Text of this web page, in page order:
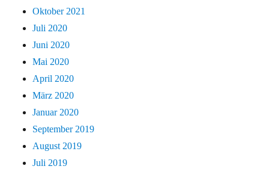
Oktober 2021
Juli 2020
Juni 2020
Mai 2020
April 2020
März 2020
Januar 2020
September 2019
August 2019
Juli 2019